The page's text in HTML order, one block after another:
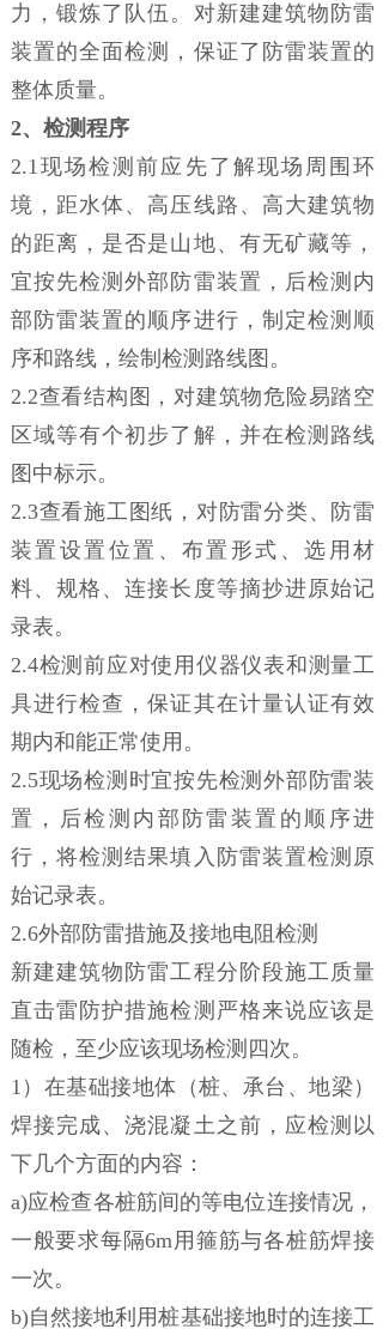
力，锻炼了队伍。对新建建筑物防雷
装置的全面检测，保证了防雷装置的
整体质量。
2、 检测程序
2.1现场检测前应先了解现场周围环
境，距水体、高压线路、高大建筑物
的距离，是否是山地、有无矿藏等，
宜按先检测外部防雷装置，后检测内
部防雷装置的顺序进行，制定检测顺
序和路线，绘制检测路线图。
2.2查看结构图，对建筑物危险易踏空
区域等有个初步了解，并在检测路线
图中标示。
2.3查看施工图纸，对防雷分类、防雷
装置设置位置、布置形式、选用材
料、规格、连接长度等摘抄进原始记
录表。
2.4检测前应对使用仪器仪表和测量工
具进行检查，保证其在计量认证有效
期内和能正常使用。
2.5现场检测时宜按先检测外部防雷装
置，后检测内部防雷装置的顺序进
行，将检测结果填入防雷装置检测原
始记录表。
2.6外部防雷措施及接地电阻检测
新建建筑物防雷工程分阶段施工质量
直击雷防护措施检测严格来说应该是
随检，至少应该现场检测四次。
1）在基础接地体（桩、承台、地梁）
焊接完成、浇混凝土之前，应检测以
下几个方面的内容：
a)应检查各桩筋间的等电位连接情况，
一般要求每隔6m用箍筋与各桩筋焊接
一次。
b)自然接地利用桩基础接地时的连接工